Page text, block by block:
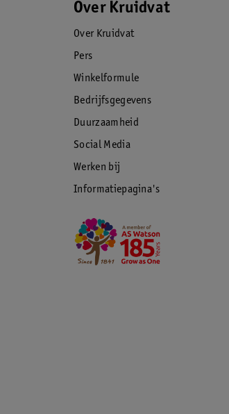
Over Kruidvat
Over Kruidvat
Pers
Winkelformule
Bedrijfsgegevens
Duurzaamheid
Social Media
Werken bij
Informatiepagina's